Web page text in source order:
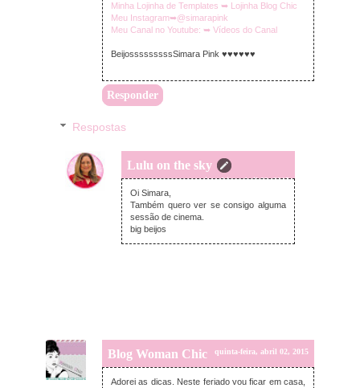
Minha Lojinha de Templates ➥ Lojinha Blog Chic
Meu Instagram➥@simarapink
Meu Canal no Youtube: ➥ Vídeos do Canal
BeijosssssssssSimara Pink ♥♥♥♥♥♥
Responder
Respostas
Lulu on the sky
quinta-feira, abril 02, 2015
Oi Simara,
Também quero ver se consigo alguma
sessão de cinema.
big beijos
Blog Woman Chic quinta-feira, abril 02, 2015
Adorei as dicas. Neste feriado vou ficar em casa,